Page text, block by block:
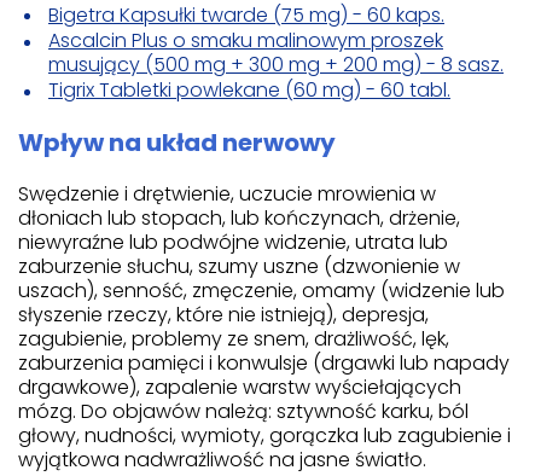
Bigetra Kapsułki twarde (75 mg) - 60 kaps.
Ascalcin Plus o smaku malinowym proszek
musujący (500 mg + 300 mg + 200 mg) - 8 sasz.
Tigrix Tabletki powlekane (60 mg) - 60 tabl.
Wpływ na układ nerwowy
Swędzenie i drętwienie, uczucie mrowienia w
dłoniach lub stopach, lub kończynach, drżenie,
niewyraźne lub podwójne widzenie, utrata lub
zaburzenie słuchu, szumy uszne (dzwonienie w
uszach), senność, zmęczenie, omamy (widzenie lub
słyszenie rzeczy, które nie istnieją), depresja,
zagubienie, problemy ze snem, drażliwość, lęk,
zaburzenia pamięci i konwulsje (drgawki lub napady
drgawkowe), zapalenie warstw wyściełających
mózg. Do objawów należą: sztywność karku, ból
głowy, nudności, wymioty, gorączka lub zagubienie i
wyjątkowa nadwrażliwość na jasne światło.